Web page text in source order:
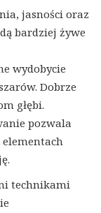
jasności oraz
bardziej żywe
wydobycie
Dobrze
głębi.
pozwala
technikami